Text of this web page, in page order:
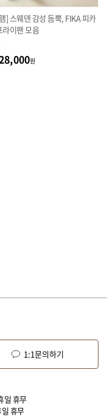
] 스웨덴 감성 듬뿍, FIKA 피카
라이팬 모음
원
1:1문의하기
일 휴무
휴무